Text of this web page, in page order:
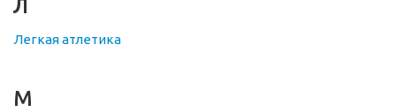
Л
Легкая атлетика
М